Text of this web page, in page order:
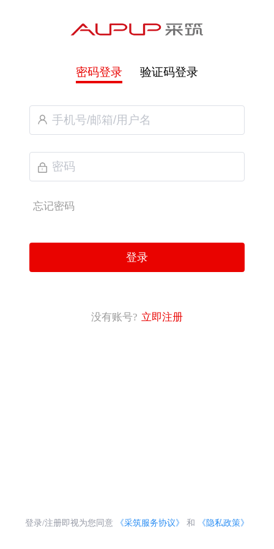
密码登录 验证码登录
忘记密码
登录
没有账号? 立即注册
登录/注册即视为您同意 《采筑服务协议》 和 《隐私政策》